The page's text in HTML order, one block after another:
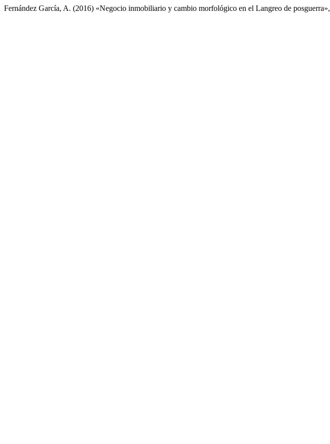
Fernández García, A. (2016) «Negocio inmobiliario y cambio morfológico en el Langreo de posguerra»,